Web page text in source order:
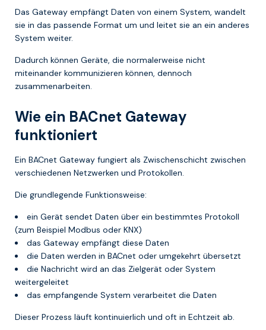
Das Gateway empfängt Daten von einem System, wandelt
sie in das passende Format um und leitet sie an ein anderes
System weiter.
Dadurch können Geräte, die normalerweise nicht
miteinander kommunizieren können, dennoch
zusammenarbeiten.
Wie ein BACnet Gateway
funktioniert
Ein BACnet Gateway fungiert als Zwischenschicht zwischen
verschiedenen Netzwerken und Protokollen.
Die grundlegende Funktionsweise:
ein Gerät sendet Daten über ein bestimmtes Protokoll
(zum Beispiel Modbus oder KNX)
das Gateway empfängt diese Daten
die Daten werden in BACnet oder umgekehrt übersetzt
die Nachricht wird an das Zielgerät oder System
weitergeleitet
das empfangende System verarbeitet die Daten
Dieser Prozess läuft kontinuierlich und oft in Echtzeit ab.